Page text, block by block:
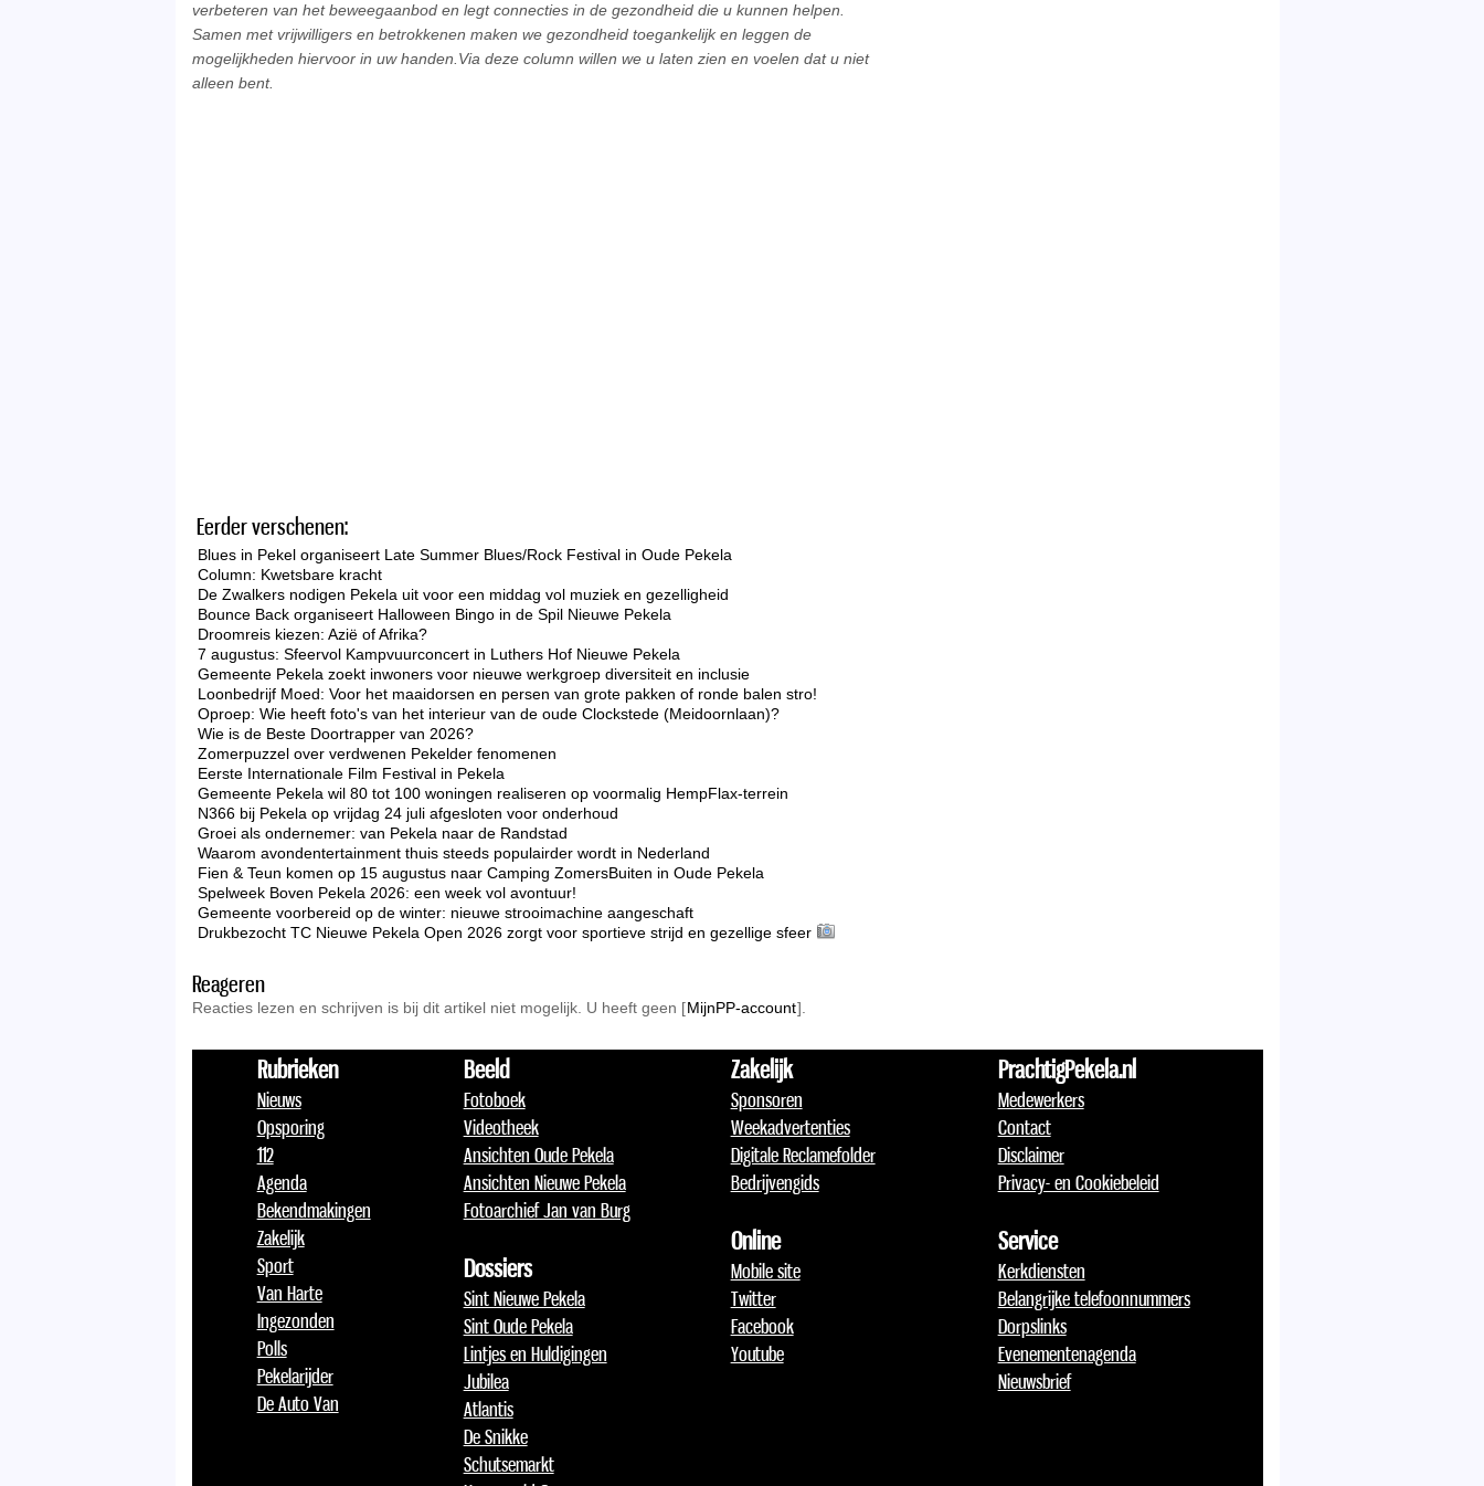
verbeteren van het beweegaanbod en legt connecties in de gezondheid die u kunnen helpen.
Samen met vrijwilligers en betrokkenen maken we gezondheid toegankelijk en leggen de
mogelijkheden hiervoor in uw handen.Via deze column willen we u laten zien en voelen dat u niet
alleen bent.
Eerder verschenen:
Blues in Pekel organiseert Late Summer Blues/Rock Festival in Oude Pekela
Column: Kwetsbare kracht
De Zwalkers nodigen Pekela uit voor een middag vol muziek en gezelligheid
Bounce Back organiseert Halloween Bingo in de Spil Nieuwe Pekela
Droomreis kiezen: Azië of Afrika?
7 augustus: Sfeervol Kampvuurconcert in Luthers Hof Nieuwe Pekela
Gemeente Pekela zoekt inwoners voor nieuwe werkgroep diversiteit en inclusie
Loonbedrijf Moed: Voor het maaidorsen en persen van grote pakken of ronde balen stro!
Oproep: Wie heeft foto's van het interieur van de oude Clockstede (Meidoornlaan)?
Wie is de Beste Doortrapper van 2026?
Zomerpuzzel over verdwenen Pekelder fenomenen
Eerste Internationale Film Festival in Pekela
Gemeente Pekela wil 80 tot 100 woningen realiseren op voormalig HempFlax-terrein
N366 bij Pekela op vrijdag 24 juli afgesloten voor onderhoud
Groei als ondernemer: van Pekela naar de Randstad
Waarom avondentertainment thuis steeds populairder wordt in Nederland
Fien & Teun komen op 15 augustus naar Camping ZomersBuiten in Oude Pekela
Spelweek Boven Pekela 2026: een week vol avontuur!
Gemeente voorbereid op de winter: nieuwe strooimachine aangeschaft
Drukbezocht TC Nieuwe Pekela Open 2026 zorgt voor sportieve strijd en gezellige sfeer
Reageren
Reacties lezen en schrijven is bij dit artikel niet mogelijk. U heeft geen [MijnPP-account].
Rubrieken
Nieuws
Opsporing
112
Agenda
Bekendmakingen
Zakelijk
Sport
Van Harte
Ingezonden
Polls
Pekelarijder
De Auto Van
Beeld
Fotoboek
Videotheek
Ansichten Oude Pekela
Ansichten Nieuwe Pekela
Fotoarchief Jan van Burg
Dossiers
Sint Nieuwe Pekela
Sint Oude Pekela
Lintjes en Huldigingen
Jubilea
Atlantis
De Snikke
Schutsemarkt
Zakelijk
Sponsoren
Weekadvertenties
Digitale Reclamefolder
Bedrijvengids
Online
Mobile site
Twitter
Facebook
Youtube
PrachtigPekela.nl
Medewerkers
Contact
Disclaimer
Privacy- en Cookiebeleid
Service
Kerkdiensten
Belangrijke telefoonnummers
Dorpslinks
Evenementenagenda
Nieuwsbrief